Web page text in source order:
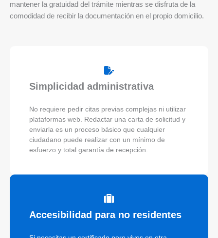
mantener la gratuidad del trámite mientras se disfruta de la
comodidad de recibir la documentación en el propio domicilio.
Simplicidad administrativa
No requiere pedir citas previas complejas ni utilizar
plataformas web. Redactar una carta de solicitud y
enviarla es un proceso básico que cualquier
ciudadano puede realizar con un mínimo de
esfuerzo y total garantía de recepción.
Accesibilidad para no residentes